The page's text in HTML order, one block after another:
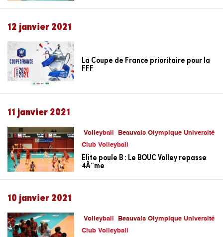
12 janvier 2021
La Coupe de France prioritaire pour la
FFF
11 janvier 2021
Volleyball
Beauvais Olympique Université
Club Volleyball
Elite poule B : Le BOUC Volley repasse
4Ã¨me
10 janvier 2021
Volleyball
Beauvais Olympique Université
Club Volleyball